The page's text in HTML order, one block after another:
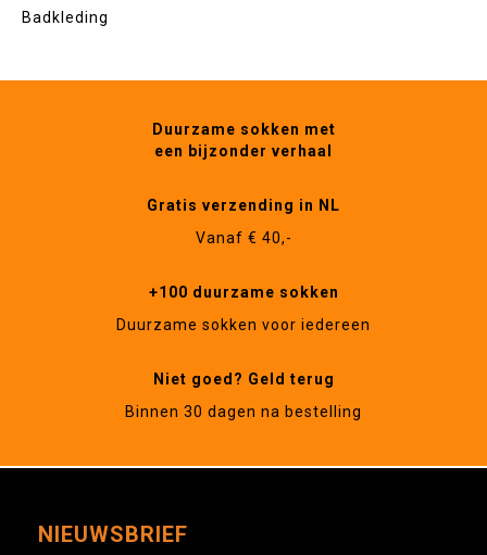
Badkleding
Duurzame sokken met
een bijzonder verhaal
Gratis verzending in NL
Vanaf € 40,-
+100 duurzame sokken
Duurzame sokken voor iedereen
Niet goed? Geld terug
Binnen 30 dagen na bestelling
NIEUWSBRIEF